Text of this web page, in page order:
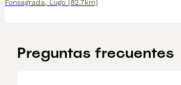
Fonsagrada, Lugo (82.7km)
Preguntas frecuentes